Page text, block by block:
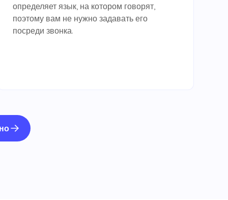
определяет язык, на котором говорят,
поэтому вам не нужно задавать его
посреди звонка.